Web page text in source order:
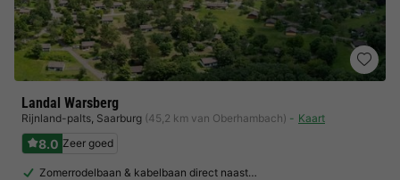
Landal Warsberg
Rijnland-palts, Saarburg (45,2 km van Oberhambach) Kaart
8.0 Zeer goed
Zomerrodelbaan & kabelbaan direct naast…